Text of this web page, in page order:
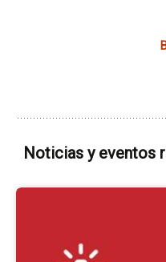
Noticias y eventos